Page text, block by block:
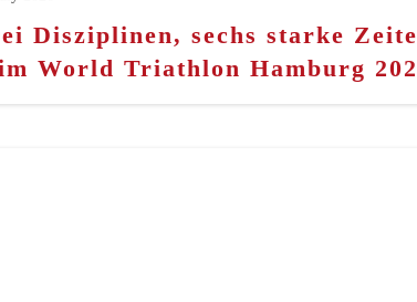
Disziplinen, sechs starke
World Triathlon Hamburg